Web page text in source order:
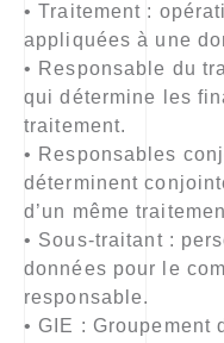
• Traitement :
appliquées à une
• Responsable du
qui détermine les
traitement.
• Responsables
déterminent
d’un même
• Sous-traitant :
données pour le
responsable.
• GIE : Groupement